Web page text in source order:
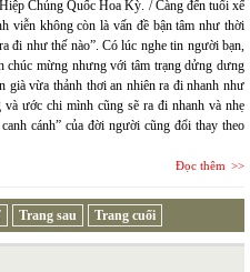
Chủng Quốc Hoa Kỳ. / Càng đến tuổi xế
viễn không còn là vấn đề bận tâm như thời
đi như thế nào”. Có lúc nghe tin người bạn,
chúc mừng nhưng với tâm trạng dửng dưng
già vừa thảnh thơi an nhiên ra đi nhanh như
ước chi mình cũng sẽ ra đi nhanh và nhẹ
cánh” của đời người cũng đổi thay theo
Đọc thêm
Trang sau Trang cuối